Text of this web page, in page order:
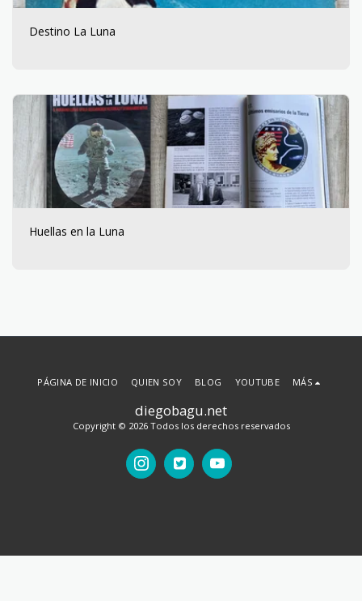
Destino La Luna
Huellas en la Luna
diegobagu.net
Copyright © 2026 Todos los derechos reservados
PÁGINA DE INICIO QUIEN SOY BLOG YOUTUBE MÁS